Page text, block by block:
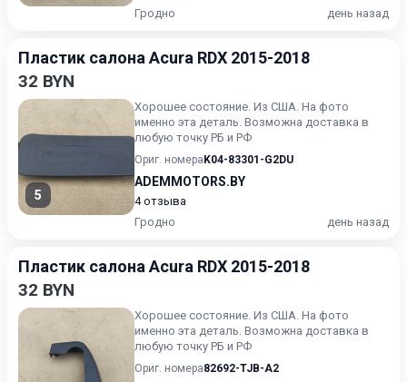
Гродно
день назад
Пластик салона Acura RDX 2015-2018
32 BYN
5
Хорошее состояние. Из США. На фото
именно эта деталь. Возможна доставка в
любую точку РБ и РФ
Ориг. номера K04-83301-G2DU
ADEMMOTORS.BY
4 отзыва
Гродно
день назад
Пластик салона Acura RDX 2015-2018
32 BYN
Хорошее состояние. Из США. На фото
именно эта деталь. Возможна доставка в
любую точку РБ и РФ
Ориг. номера82692-TJB-A2